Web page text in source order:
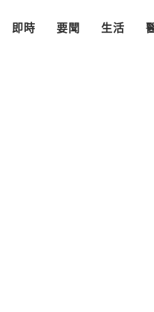
即時 要聞 生活